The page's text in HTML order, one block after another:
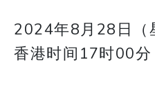
2024年8月28日（
香港时间17时00分